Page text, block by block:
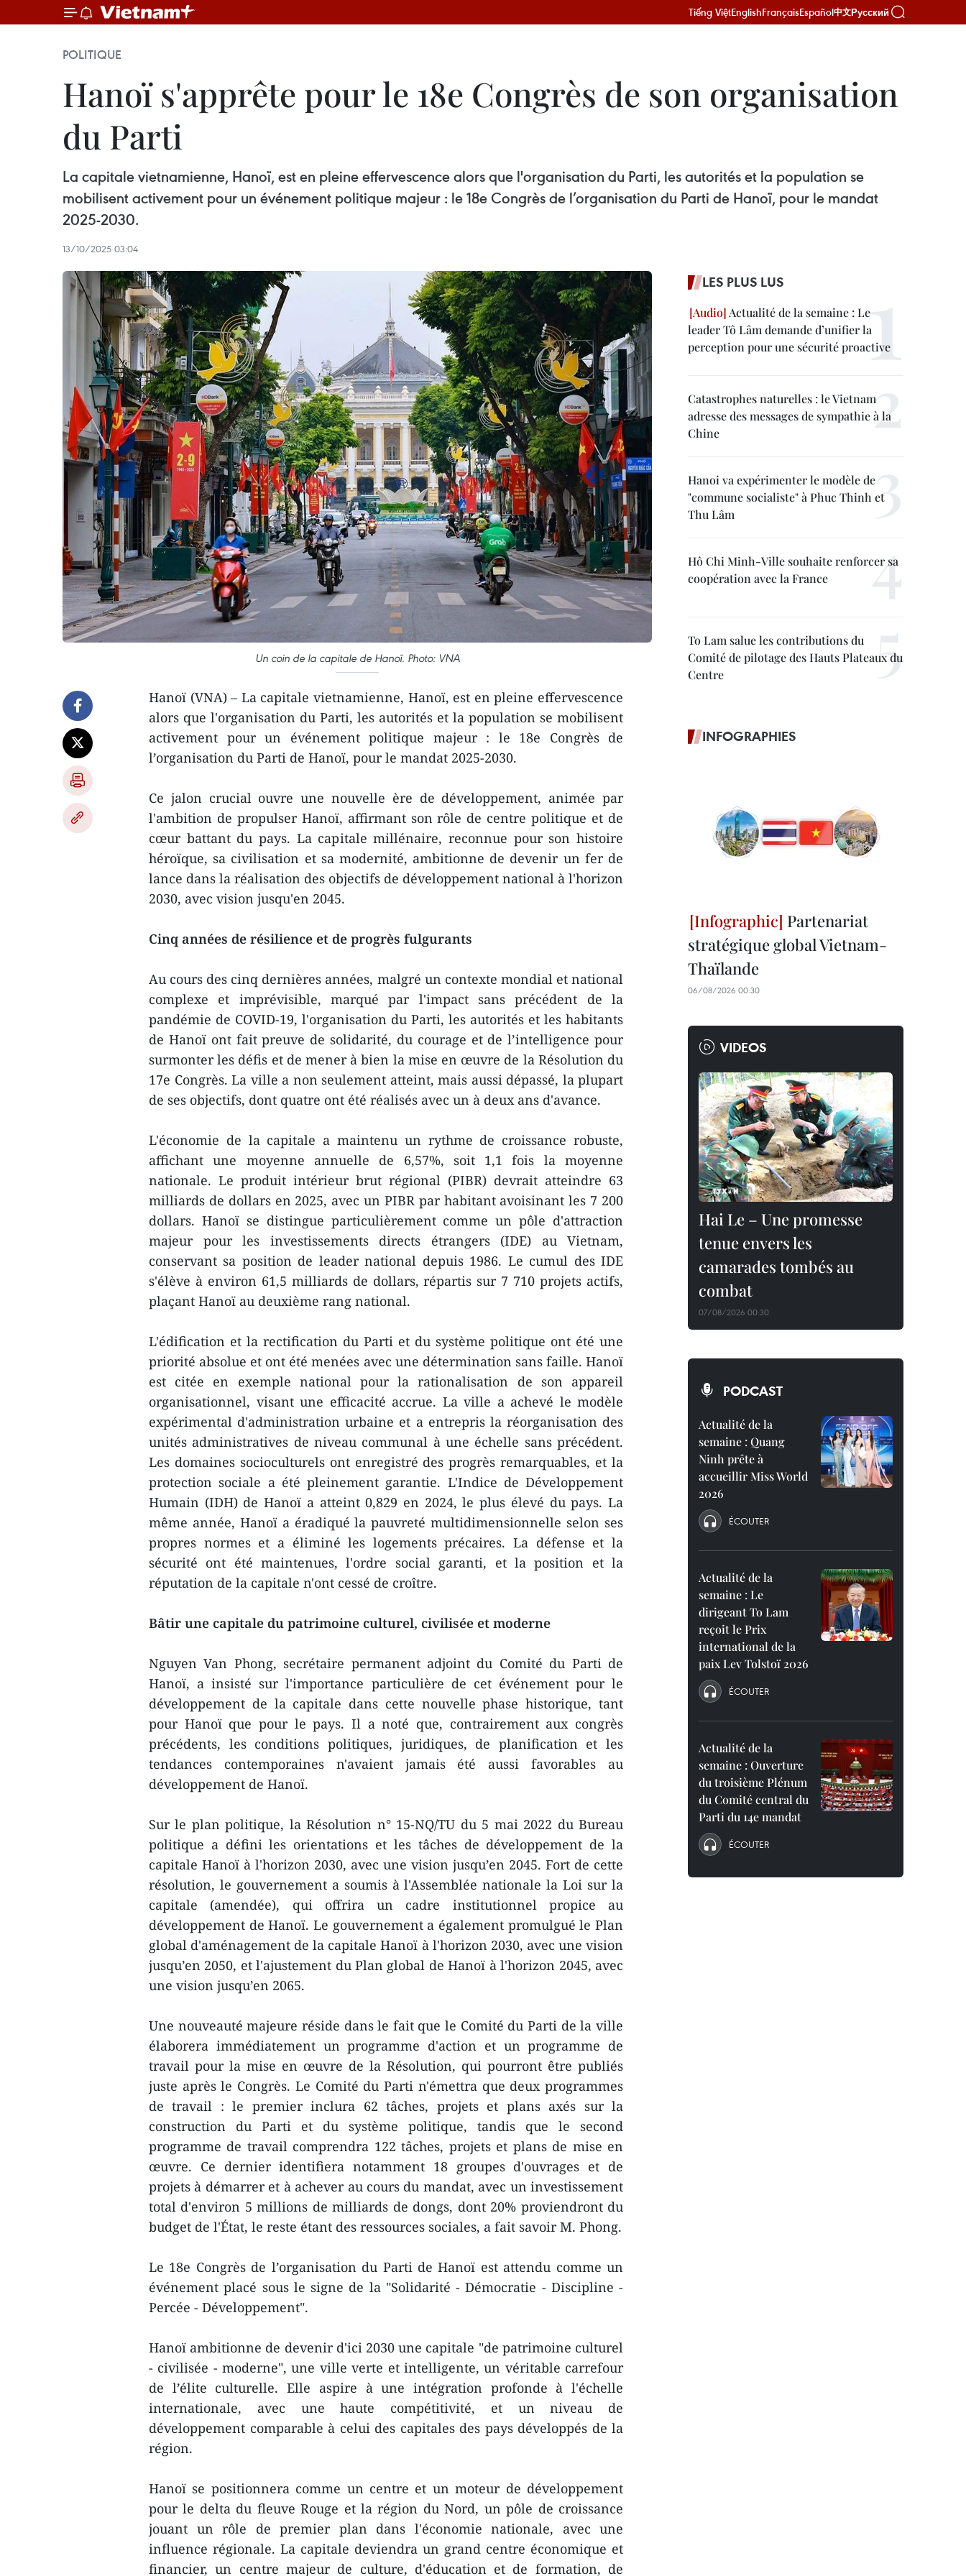
Tiếng ViệtEnglishFrançaisEspañol中文Русский
POLITIQUE
Hanoï s'apprête pour le 18e Congrès de son organisation
du Parti
La capitale vietnamienne, Hanoï, est en pleine effervescence alors que l'organisation du Parti, les autorités et la population se
mobilisent activement pour un événement politique majeur : le 18e Congrès de l’organisation du Parti de Hanoï, pour le mandat
2025-2030.
13/10/2025 03:04
Un coin de la capitale de Hanoï. Photo: VNA
Hanoï (VNA) – La capitale vietnamienne, Hanoï, est en pleine effervescence
alors que l'organisation du Parti, les autorités et la population se mobilisent
activement pour un événement politique majeur : le 18e Congrès de
l’organisation du Parti de Hanoï, pour le mandat 2025-2030.
Ce jalon crucial ouvre une nouvelle ère de développement, animée par
l'ambition de propulser Hanoï, affirmant son rôle de centre politique et de
cœur battant du pays. La capitale millénaire, reconnue pour son histoire
héroïque, sa civilisation et sa modernité, ambitionne de devenir un fer de
lance dans la réalisation des objectifs de développement national à l'horizon
2030, avec vision jusqu'en 2045.
Cinq années de résilience et de progrès fulgurants
Au cours des cinq dernières années, malgré un contexte mondial et national
complexe et imprévisible, marqué par l'impact sans précédent de la
pandémie de COVID-19, l'organisation du Parti, les autorités et les habitants
de Hanoï ont fait preuve de solidarité, du courage et de l’intelligence pour
surmonter les défis et de mener à bien la mise en œuvre de la Résolution du
17e Congrès. La ville a non seulement atteint, mais aussi dépassé, la plupart
de ses objectifs, dont quatre ont été réalisés avec un à deux ans d'avance.
L'économie de la capitale a maintenu un rythme de croissance robuste,
affichant une moyenne annuelle de 6,57%, soit 1,1 fois la moyenne
nationale. Le produit intérieur brut régional (PIBR) devrait atteindre 63
milliards de dollars en 2025, avec un PIBR par habitant avoisinant les 7 200
dollars. Hanoï se distingue particulièrement comme un pôle d'attraction
majeur pour les investissements directs étrangers (IDE) au Vietnam,
conservant sa position de leader national depuis 1986. Le cumul des IDE
s'élève à environ 61,5 milliards de dollars, répartis sur 7 710 projets actifs,
plaçant Hanoï au deuxième rang national.
L'édification et la rectification du Parti et du système politique ont été une
priorité absolue et ont été menées avec une détermination sans faille. Hanoï
est citée en exemple national pour la rationalisation de son appareil
organisationnel, visant une efficacité accrue. La ville a achevé le modèle
expérimental d'administration urbaine et a entrepris la réorganisation des
unités administratives de niveau communal à une échelle sans précédent.
Les domaines socioculturels ont enregistré des progrès remarquables, et la
protection sociale a été pleinement garantie. L'Indice de Développement
Humain (IDH) de Hanoï a atteint 0,829 en 2024, le plus élevé du pays. La
même année, Hanoï a éradiqué la pauvreté multidimensionnelle selon ses
propres normes et a éliminé les logements précaires. La défense et la
sécurité ont été maintenues, l'ordre social garanti, et la position et la
réputation de la capitale n'ont cessé de croître.
Bâtir une capitale du patrimoine culturel, civilisée et moderne
Nguyen Van Phong, secrétaire permanent adjoint du Comité du Parti de
Hanoï, a insisté sur l'importance particulière de cet événement pour le
développement de la capitale dans cette nouvelle phase historique, tant
pour Hanoï que pour le pays. Il a noté que, contrairement aux congrès
précédents, les conditions politiques, juridiques, de planification et les
tendances contemporaines n'avaient jamais été aussi favorables au
développement de Hanoï.
Sur le plan politique, la Résolution n° 15-NQ/TU du 5 mai 2022 du Bureau
politique a défini les orientations et les tâches de développement de la
capitale Hanoï à l'horizon 2030, avec une vision jusqu’en 2045. Fort de cette
résolution, le gouvernement a soumis à l'Assemblée nationale la Loi sur la
capitale (amendée), qui offrira un cadre institutionnel propice au
développement de Hanoï. Le gouvernement a également promulgué le Plan
global d'aménagement de la capitale Hanoï à l'horizon 2030, avec une vision
jusqu’en 2050, et l'ajustement du Plan global de Hanoï à l'horizon 2045, avec
une vision jusqu’en 2065.
Une nouveauté majeure réside dans le fait que le Comité du Parti de la ville
élaborera immédiatement un programme d'action et un programme de
travail pour la mise en œuvre de la Résolution, qui pourront être publiés
juste après le Congrès. Le Comité du Parti n'émettra que deux programmes
de travail : le premier inclura 62 tâches, projets et plans axés sur la
construction du Parti et du système politique, tandis que le second
programme de travail comprendra 122 tâches, projets et plans de mise en
œuvre. Ce dernier identifiera notamment 18 groupes d'ouvrages et de
projets à démarrer et à achever au cours du mandat, avec un investissement
total d'environ 5 millions de milliards de dongs, dont 20% proviendront du
budget de l'État, le reste étant des ressources sociales, a fait savoir M. Phong.
Le 18e Congrès de l’organisation du Parti de Hanoï est attendu comme un
événement placé sous le signe de la "Solidarité - Démocratie - Discipline -
Percée - Développement".
Hanoï ambitionne de devenir d'ici 2030 une capitale "de patrimoine culturel
- civilisée - moderne", une ville verte et intelligente, un véritable carrefour
de l’élite culturelle. Elle aspire à une intégration profonde à l'échelle
internationale, avec une haute compétitivité, et un niveau de
développement comparable à celui des capitales des pays développés de la
région.
Hanoï se positionnera comme un centre et un moteur de développement
pour le delta du fleuve Rouge et la région du Nord, un pôle de croissance
jouant un rôle de premier plan dans l'économie nationale, avec une
influence régionale. La capitale deviendra un grand centre économique et
financier, un centre majeur de culture, d'éducation et de formation, de
LES PLUS LUS
Actualité de la semaine : Le
leader Tô Lâm demande d’unifier la
perception pour une sécurité proactive
Catastrophes naturelles : le Vietnam
adresse des messages de sympathie à la
Chine
Hanoi va expérimenter le modèle de
"commune socialiste" à Phuc Thinh et
Thu Lâm
Hô Chi Minh-Ville souhaite renforcer sa
coopération avec la France
To Lam salue les contributions du
Comité de pilotage des Hauts Plateaux du
Centre
INFOGRAPHIES
Partenariat
stratégique global Vietnam-
Thaïlande
06/08/2026 00:30
VIDEOS
Hai Le – Une promesse
tenue envers les
camarades tombés au
combat
07/08/2026 00:30
PODCAST
Actualité de la
semaine : Quang
Ninh prête à
accueillir Miss World
2026
ÉCOUTER
Actualité de la
semaine : Le
dirigeant To Lam
reçoit le Prix
international de la
paix Lev Tolstoï 2026
ÉCOUTER
Actualité de la
semaine : Ouverture
du troisième Plénum
du Comité central du
Parti du 14e mandat
ÉCOUTER